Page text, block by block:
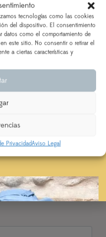
tecnologías como las cookies
del dispositivo. El consentimiento
datos como el comportamiento de
este sitio. No consentir o retirar el
a ciertas características y
PrivacidadAviso Legal
AGOSTO
del 28 de julio
saldrán,
de procesamiento
producto), a partir del
con ENVÍO